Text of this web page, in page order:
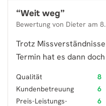
“Weit weg”
Bewertung von Dieter am
Trotz
Termin hat es dann
Qualität
8
Kundenbetreuung
6
Preis-Leistungs-
6